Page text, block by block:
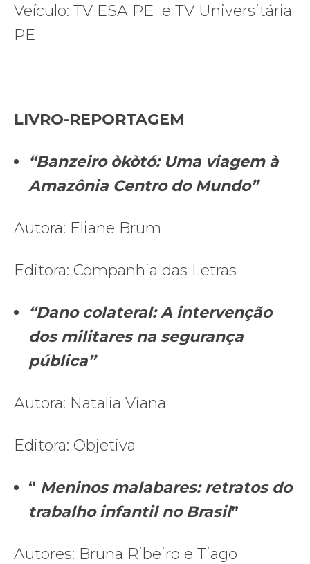
Veículo: TV ESA PE e TV Universitária
PE
LIVRO-REPORTAGEM
“Banzeiro òkòtó: Uma viagem à
Amazônia Centro do Mundo”
Autora: Eliane Brum
Editora: Companhia das Letras
“Dano colateral: A intervenção
dos militares na segurança
pública”
Autora: Natalia Viana
Editora: Objetiva
“ Meninos malabares: retratos do
trabalho infantil no Brasil”
Autores: Bruna Ribeiro e Tiago